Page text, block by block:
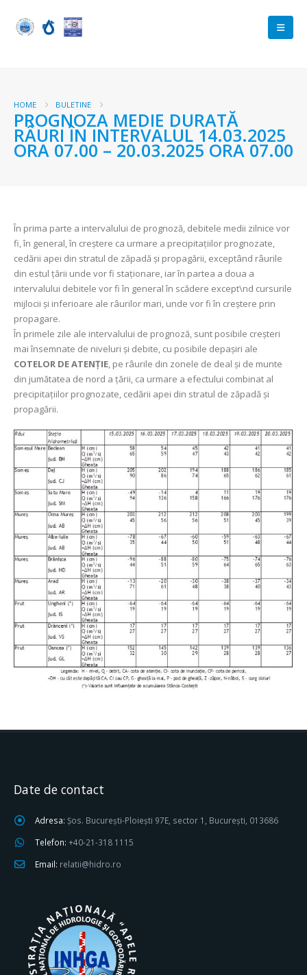
HOME BULETINE
PROGNOZA MEDIE DURATĂ
RÂURI ÎN INTERVALUL 14.03.2025
ORA 07.00 – 20.03.2025 ORA 07.00
În prima parte a intervalului de prognoză, debitele medii zilnice vor
fi, în general, în creștere ca urmare a precipitațiilor prognozate,
cedării apei din stratul de zăpadă și propagării, exceptând râurile
din estul țării unde vor fi staţionare, iar în partea a doua a
intervalului debitele vor fi în general în scădere except\nd cursurile
mijlocii și inferioare ale râurilor mari, unde vor fi în creștere prin
propagare.
În primele zile ale intervalului de prognoză, sunt posibile creșteri
mai însemnate de niveluri și debite, cu posibile depașiri ale
COTELOR DE ATENȚIE, pe râurile din zonele de deal și de munte
din jumătatea de nord a ţării, ca urmare a efectului combinat al
precipitațiilor prognozate, cedării apei din stratul de zăpadă și
propagării.
Date de contact
Adresa: Șos. București-Ploiești 97E, sector 1, București, 013686
Telefon: +40-21-318 1115
Email: relatii@hidro.ro